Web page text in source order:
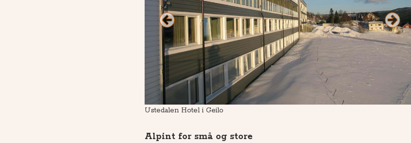
Ustedalen Hotel i Geilo
Alpint for små og store